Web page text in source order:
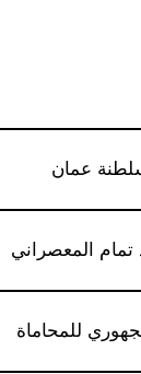
عمان
المعصراني
للمحاماة